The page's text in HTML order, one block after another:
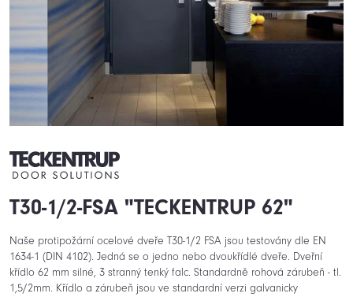
T30-1/2-FSA "TECKENTRUP 62"
Naše protipožární ocelové dveře T30-1/2 FSA jsou testovány dle EN
1634-1 (DIN 4102). Jedná se o jedno nebo dvoukřídlé dveře. Dveřní
křídlo 62 mm silné, 3 stranný tenký falc. Standardně rohová zárubeň - tl.
1,5/2mm. Křídlo a zárubeň jsou ve standardní verzi galvanicky